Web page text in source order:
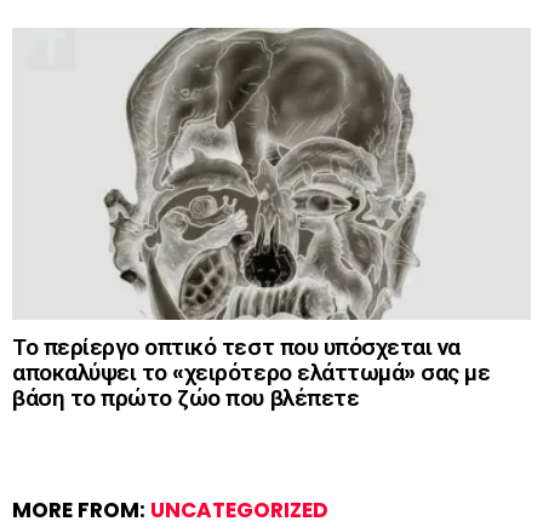
Το περίεργο οπτικό τεστ που υπόσχεται να
αποκαλύψει το «χειρότερο ελάττωμά» σας με
βάση το πρώτο ζώο που βλέπετε
MORE FROM: UNCATEGORIZED